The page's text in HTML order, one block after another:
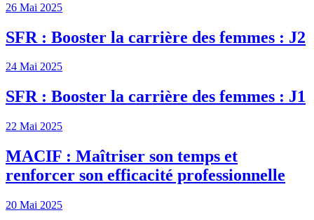
26 Mai 2025
SFR : Booster la carrière des femmes : J2
24 Mai 2025
SFR : Booster la carrière des femmes : J1
22 Mai 2025
MACIF : Maîtriser son temps et
renforcer son efficacité professionnelle
20 Mai 2025